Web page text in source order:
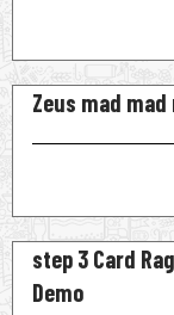
Zeus mad mad
step 3 Card
Demo